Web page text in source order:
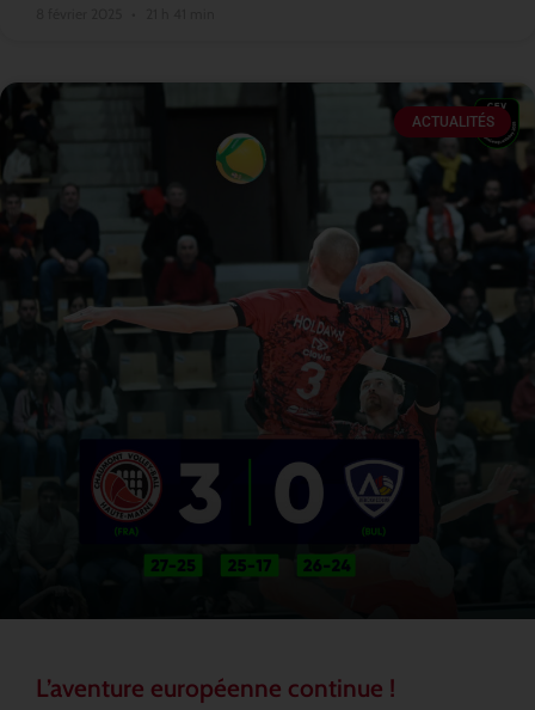
ACTUALITÉS
L’aventure européenne continue !